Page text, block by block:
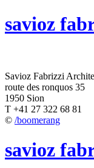
savioz
Savioz Fabrizzi
route des ronquos 35
1950 Sion
T +41 27 322 68 81
© /boomerang
savioz